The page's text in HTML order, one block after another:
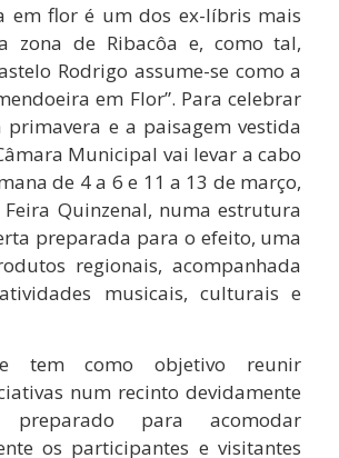
em flor é um dos ex-líbris mais
zona de Ribacôa e, como tal,
Rodrigo assume-se como a
em Flor”. Para celebrar
primavera e a paisagem vestida
Municipal vai levar a cabo
de 4 a 6 e 11 a 13 de março,
Quinzenal, numa estrutura
preparada para o efeito, uma
regionais, acompanhada
musicais, culturais e
tem como objetivo reunir
num recinto devidamente
para acomodar
os participantes e visitantes